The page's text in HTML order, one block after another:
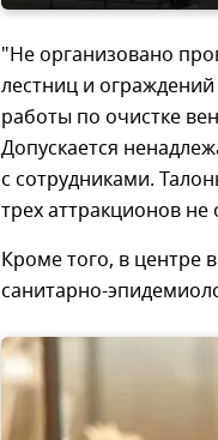
"Не организовано
лестниц и
работы по очистке
Допускается
с сотрудниками.
трех аттракционов
Кроме того, в центре
санитарно-